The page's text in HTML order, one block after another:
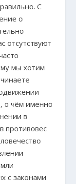
С
о
отсутствуют
мы хотим
о чём именно
в
противовес
с законами